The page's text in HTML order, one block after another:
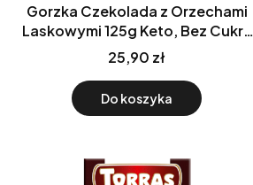
Gorzka Czekolada z Orzechami
Laskowymi 125g Keto, Bez Cukru
SimplyKeto
25,90 zł
Do koszyka